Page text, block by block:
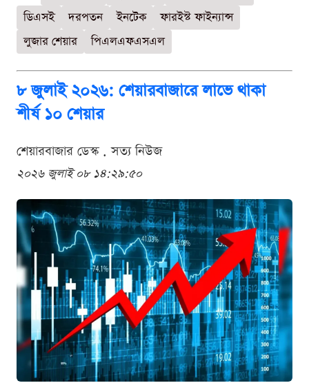
ডিএসই
দরপতন ইনটেক
ফারইস্ট ফাইন্যান্স
লুজার শেয়ার
পিএলএফএসএল
৮ জুলাই ২০২৬: শেয়ারবাজারে লাভে থাকা
শীর্ষ ১০ শেয়ার
শেয়ারবাজার ডেস্ক . সত্য নিউজ
২০২৬ জুলাই ০৮ ১৪:২৯:৫০